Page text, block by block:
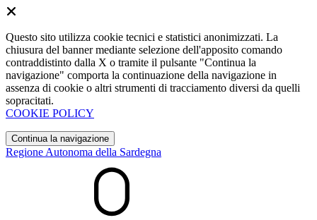
Questo sito utilizza cookie tecnici e statistici anonimizzati. La
chiusura del banner mediante selezione dell'apposito comando
contraddistinto dalla X o tramite il pulsante "Continua la
navigazione" comporta la continuazione della navigazione in
assenza di cookie o altri strumenti di tracciamento diversi da quelli
sopracitati.
COOKIE POLICY
Continua la navigazione
Regione Autonoma della Sardegna